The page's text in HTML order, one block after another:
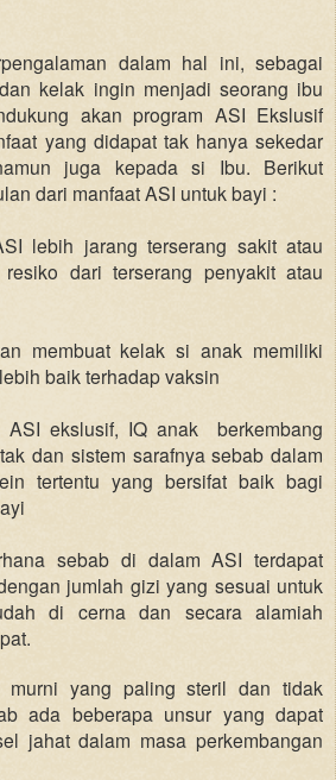
dalam hal ini, sebagai
kelak ingin menjadi seorang ibu
akan program ASI Ekslusif
yang didapat tak hanya sekedar
juga kepada si Ibu. Berikut
dari manfaat ASI untuk bayi :
lebih jarang terserang sakit atau
dari terserang penyakit atau
membuat kelak si anak memiliki
baik terhadap vaksin
ASI ekslusif, IQ anak berkembang
dan sistem sarafnya sebab dalam
tertentu yang bersifat baik bagi
sebab di dalam ASI terdapat
jumlah gizi yang sesuai untuk
di cerna dan secara alamiah
yang paling steril dan tidak
ada beberapa unsur yang dapat
jahat dalam masa perkembangan